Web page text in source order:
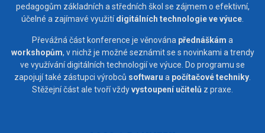
pedagogům základních a středních škol se zájmem o efektivní,
účelné a zajímavé využitídigitálních technologie ve výuce
Převážná část konference je věnována přednáškám a
workshopům, v nichž je možné seznámit se s novinkami a trendy
ve využívání digitálních technologií ve výuce. Do programu se
zapojují také zástupci výrobců softwaru a počítačové techniky
Stěžejní část ale tvoří vždyvystoupení učitelů z praxe.